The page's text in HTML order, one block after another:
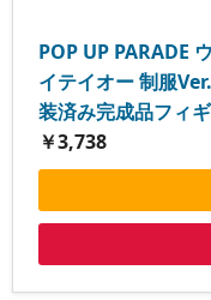
POP UP PARADE
イテイオー 制服
装済み完成品フィ
￥3,738